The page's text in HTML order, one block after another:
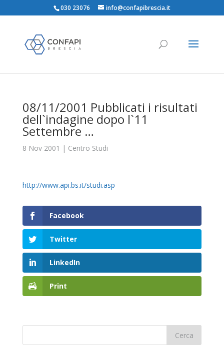
030 23076 info@confapibrescia.it
08/11/2001 Pubblicati i risultati
dell`indagine dopo l`11
Settembre …
8 Nov 2001 | Centro Studi
http://www.api.bs.it/studi.asp
Facebook
Twitter
LinkedIn
Print